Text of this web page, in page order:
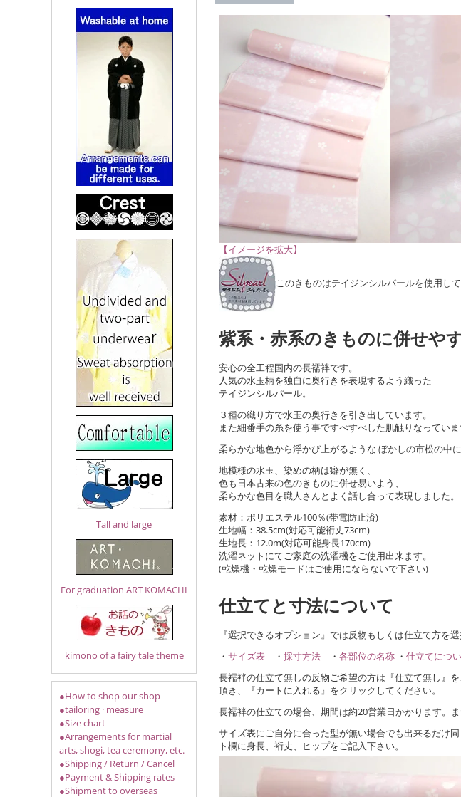
Tall and large
For graduation ART KOMACHI
kimono of a fairy tale theme
●How to shop our shop
●tailoring · measure
●Size chart
●Arrangements for martial
arts, shogi, tea ceremony, etc.
●Shipping / Return / Cancel
●Payment & Shipping rates
●Shipment to overseas
【イメージを拡大】
このきものはテイジンシルパールを使用して
紫系・赤系のきものに併せや
安心の全工程国内の長襦袢です。
人気の水玉柄を独自に奥行きを表現するよう織った
テイジンシルパール。
３種の織り方で水玉の奥行きを引き出しています。
また細番手の糸を使う事ですべすべした肌触りなっていま
柔らかな地色から浮かび上がるような ぼかしの市松の中
地模様の水玉、染めの柄は癖が無く、
色も日本古来の色のきものに併せ易いよう、
柔らかな色目を職人さんとよく話し合って表現しました。
素材：ポリエステル100％(帯電防止済)
生地幅：38.5cm(対応可能裄丈73cm)
生地長：12.0m(対応可能身長170cm)
洗濯ネットにてご家庭の洗濯機をご使用出来ます。
(乾燥機・乾燥モードはご使用にならないで下さい)
仕立てと寸法について
『選択できるオプション』では反物もしくは仕立て方を選
・ サイズ表・ 採寸方法・ 各部位の名称・ 仕立てにつ
長襦袢の仕立て無しの反物ご希望の方は『仕立て無し』
頂き、『カートに入れる』をクリックしてください。
長襦袢の仕立ての場合、期間は約20営業日かかります。
サイズ表にご自分に合った型が無い場合でも出来るだけ
ト欄に身長、裄丈、ヒップをご記入下さい。